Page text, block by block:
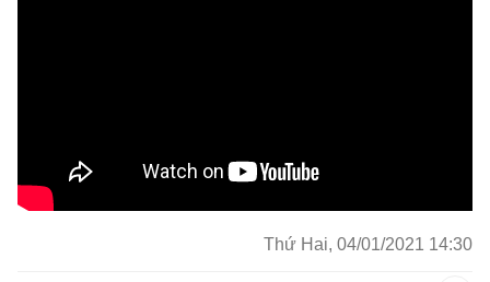
Thứ Hai, 04/01/2021 14:30